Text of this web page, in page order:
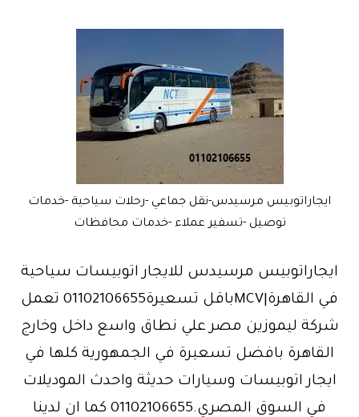
ايجاراتوبيس مرسيدس-نقل جماعي -رحلات سياحية -خدمات
توصيل -تسفير عملاء -خدمات محافظات
ايجاراتوبيس مرسيدس للايجار اتوبيسات سياحية
في القاهرة|MCVباقل تسعيرة01102106655 تعمل
شركة ليموزين مصر علي نطاق واسع داخل وخارج
القاهرة بافضل تسعيرة في الجمهورية كلها في
ايجار اتوبيسات وسيارات حديثة واحدث الموديلات
في السوق المصري.01102106655 كما ان لدينا